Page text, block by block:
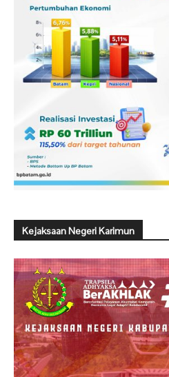
Kejaksaan Negeri Karimun